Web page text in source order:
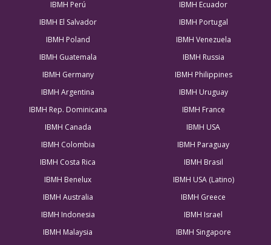
IBMH Perú
IBMH Ecuador
IBMH El Salvador
IBMH Portugal
IBMH Poland
IBMH Venezuela
IBMH Guatemala
IBMH Russia
IBMH Germany
IBMH Philippines
IBMH Argentina
IBMH Uruguay
IBMH Rep. Dominicana
IBMH France
IBMH Canada
IBMH USA
IBMH Colombia
IBMH Paraguay
IBMH Costa Rica
IBMH Brasil
IBMH Benelux
IBMH USA (Latino)
IBMH Australia
IBMH Greece
IBMH Indonesia
IBMH Israel
IBMH Malaysia
IBMH Singapore